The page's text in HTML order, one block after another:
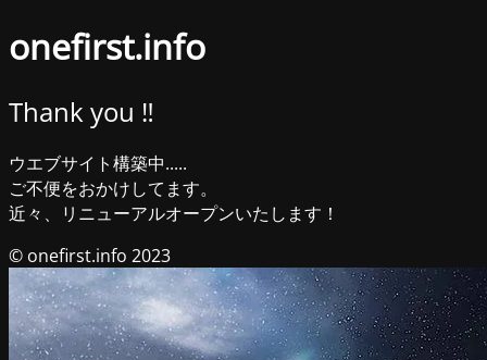
onefirst.info
Thank you ‼︎
ウエブサイト構築中.....
ご不便をおかけしてます。
近々、リニューアルオープンいたします！
© onefirst.info 2023